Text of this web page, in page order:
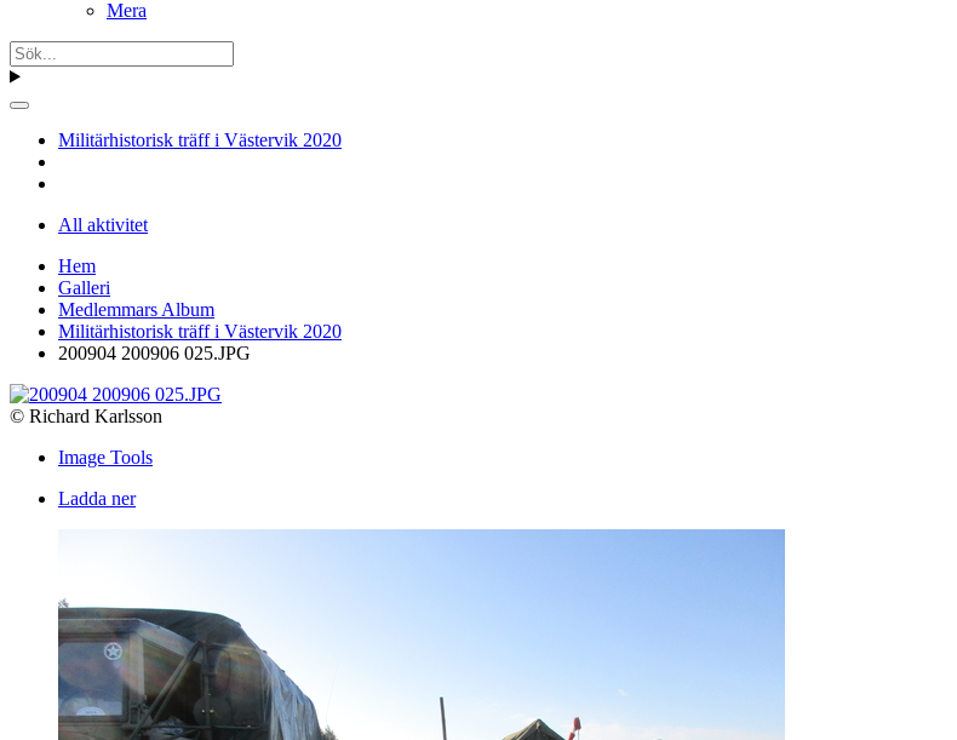
Mera
Militärhistorisk träff i Västervik 2020
All aktivitet
Hem
Galleri
Medlemmars Album
Militärhistorisk träff i Västervik 2020
200904 200906 025.JPG
© Richard Karlsson
Image Tools
Ladda ner